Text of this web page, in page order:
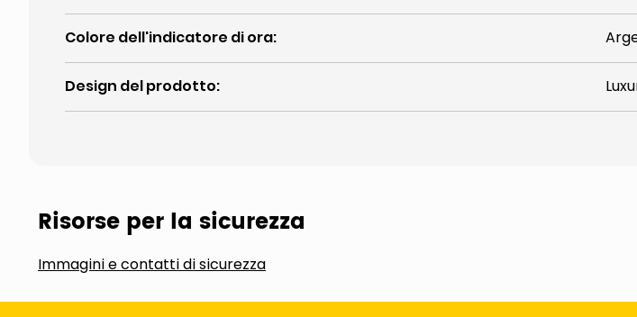
Colore dell'indicatore di ora:
Design del prodotto:
Risorse per la sicurezza
Immagini e contatti di sicurezza